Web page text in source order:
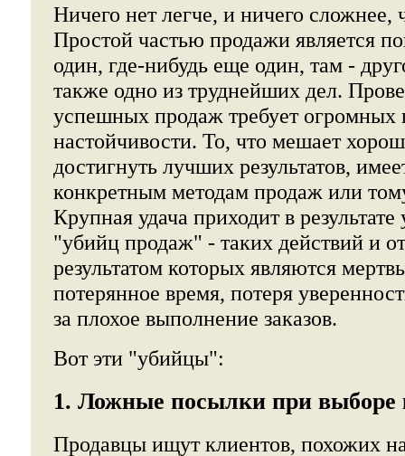
Ничего нет легче, и ничего сложнее,
Простой частью продажи является
один, где-нибудь еще один, там -
также одно из труднейших дел.
успешных продаж требует огромных
настойчивости. То, что мешает
достигнуть лучших результатов,
конкретным методам продаж или
Крупная удача приходит в
"убийц продаж" - таких действий и
результатом которых являются
потерянное время, потеря
за плохое выполнение заказов.
Вот эти "убийцы":
1. Ложные посылки при выборе
Продавцы ищут клиентов, похожих